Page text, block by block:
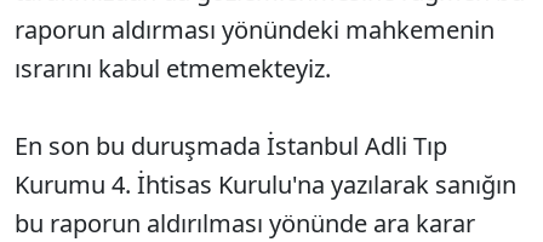
raporun aldırması yönündeki mahkemenin
ısrarını kabul etmemekteyiz.
En son bu duruşmada İstanbul Adli Tıp
Kurumu 4. İhtisas Kurulu'na yazılarak sanığın
bu raporun aldırılması yönünde ara karar